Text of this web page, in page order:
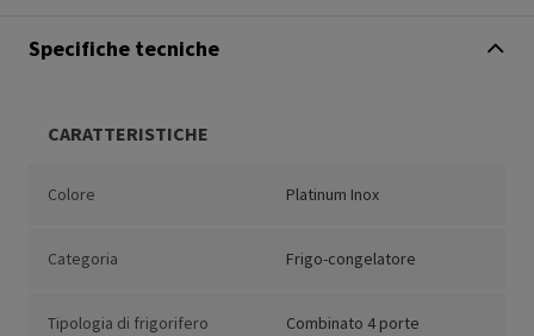
Specifiche tecniche
CARATTERISTICHE
Colore Platinum Inox
Categoria Frigo-congelatore
Tipologia di frigorifero Combinato 4 porte